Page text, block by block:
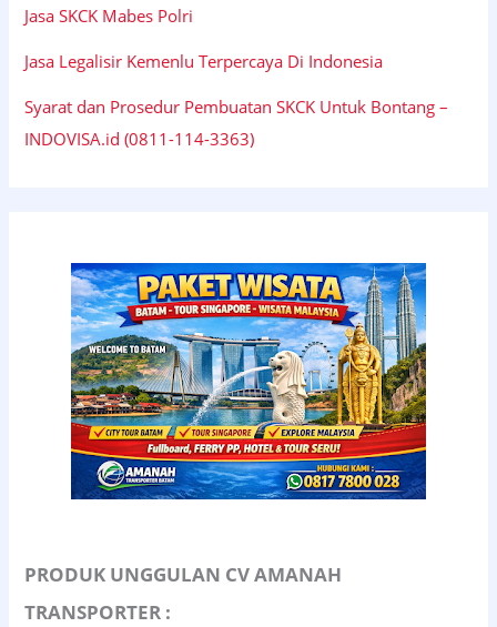
Jasa SKCK Mabes Polri
Jasa Legalisir Kemenlu Terpercaya Di Indonesia
Syarat dan Prosedur Pembuatan SKCK Untuk Bontang –
INDOVISA.id (0811-114-3363)
PRODUK UNGGULAN CV AMANAH
TRANSPORTER :